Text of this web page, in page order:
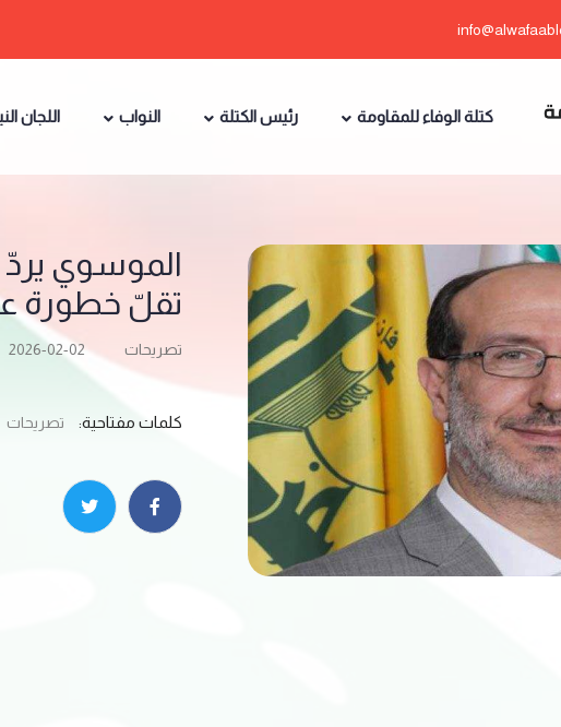
كتلة الوفاء للمقاومة رئيس الكتلة النواب اللجان
الموسوي
تقلّ خطورة
تصريحات 2026-02-02
كلمات مفتاحية: تصريحات